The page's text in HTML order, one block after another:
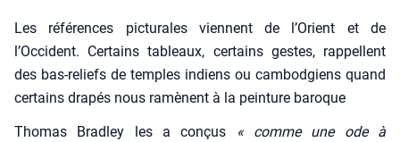
Les réfé­rences pic­tu­rales viennent de l’Orient et de
l’Occident. Cer­tains tableaux, cer­tains gestes, rap­pellent
des bas-reliefs de temples indiens ou cam­bod­giens quand
cer­tains dra­pés nous ramènent à la pein­ture baroque
Tho­mas Brad­ley les a conçus
« comme une ode à